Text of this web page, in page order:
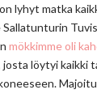
lyhyt matka
mökkimme oli
josta löytyi kaikki